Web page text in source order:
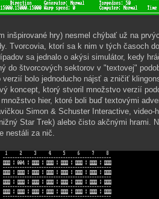
inšpirované hry) nesmel chýbať už na
Tvorcovia, ktorí sa k nim v tých časoch
sa jednalo o akýsi simulátor, kedy
do štvorcových sektorov v "textovej"
bolo jednoducho nájsť a zničiť
koncept, ktorý stvoril množstvo verzií
hier, ktoré boli buď textovými
Simon & Schuster Interactive, video-
Star Trek) alebo čisto akčnými hrami.
nestáli za nič.